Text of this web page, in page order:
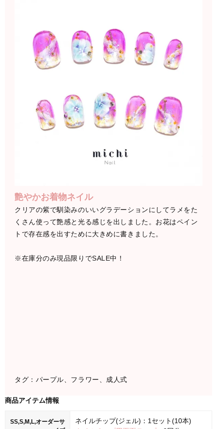
艶やかお着物ネイル
クリアの紫で馴染みのいいグラデーションにしてラメをた
くさん使って艶感と光る感じを出しました。お花はペイン
トで存在感を出すために大きめに書きました。
※在庫分のみ現品限りでSALE中！
タグ：パープル、フラワー、成人式
商品アイテム情報
SS,S,M,L,オーダーサ
ネイルチップ(ジェル)：1セット(10本)